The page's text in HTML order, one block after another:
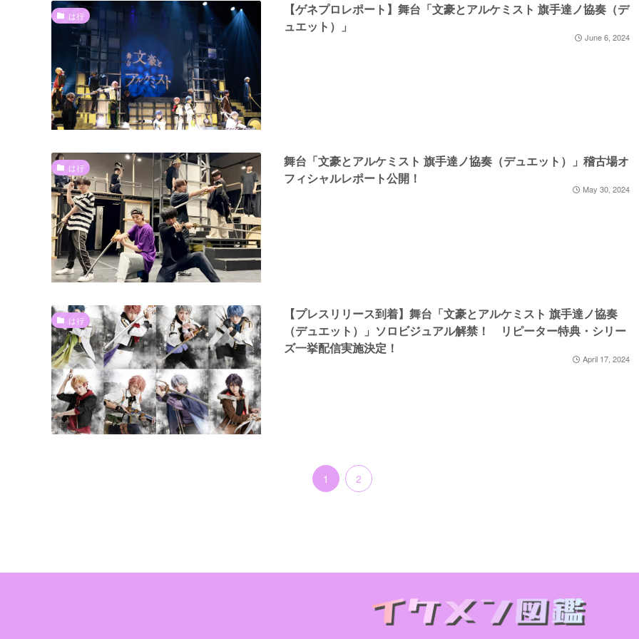
は行
【ゲネプロレポート】舞台「文豪とアルケミスト 旗手達ノ協奏（デ
ュエット）」
June 6, 2024
は行
舞台「文豪とアルケミスト 旗手達ノ協奏（デュエット）」稽古場オ
フィシャルレポート公開！
May 30, 2024
は行
【プレスリリース到着】舞台「文豪とアルケミスト 旗手達ノ協奏
（デュエット）」ソロビジュアル解禁！ リピーター特典・シリー
ズ一挙配信実施決定！
April 17, 2024
1 2